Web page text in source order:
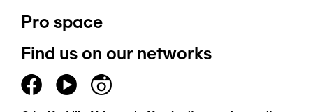
de
page
principal
Pro space
Find us on our networks